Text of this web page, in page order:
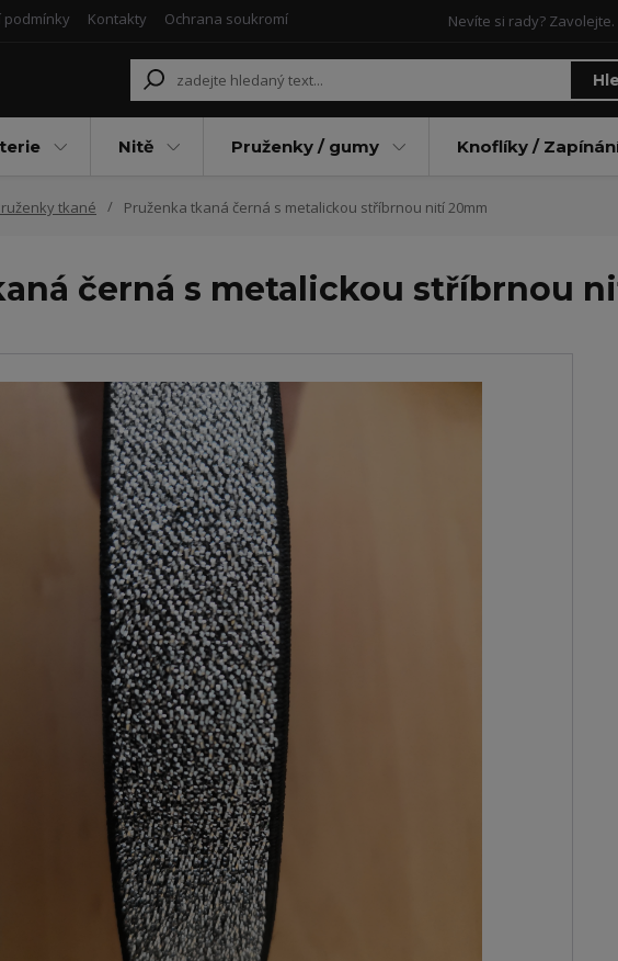
podmínky Kontakty Ochrana soukromí Nevíte si rady? Zavolejte.
Nitě Pruženky / gumy Knoflíky /
tkané Pruženka tkaná černá s metalickou stříbrnou nití 20mm
černá s metalickou stříbrnou